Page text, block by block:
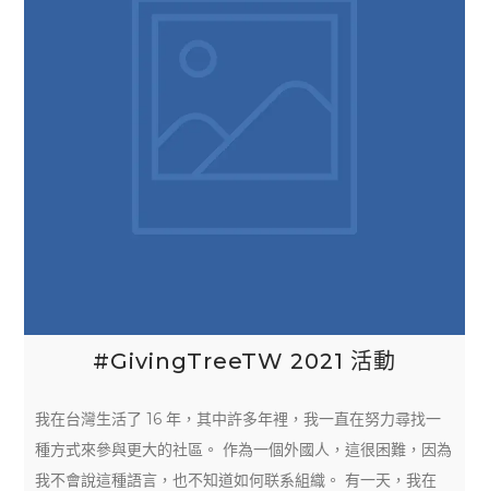
#GivingTreeTW 2021 活動
我在台灣生活了 16 年，其中許多年裡，我一直在努力尋找一
種方式來參與更大的社區。 作為一個外國人，這很困難，因為
我不會說這種語言，也不知道如何联系組織。 有一天，我在